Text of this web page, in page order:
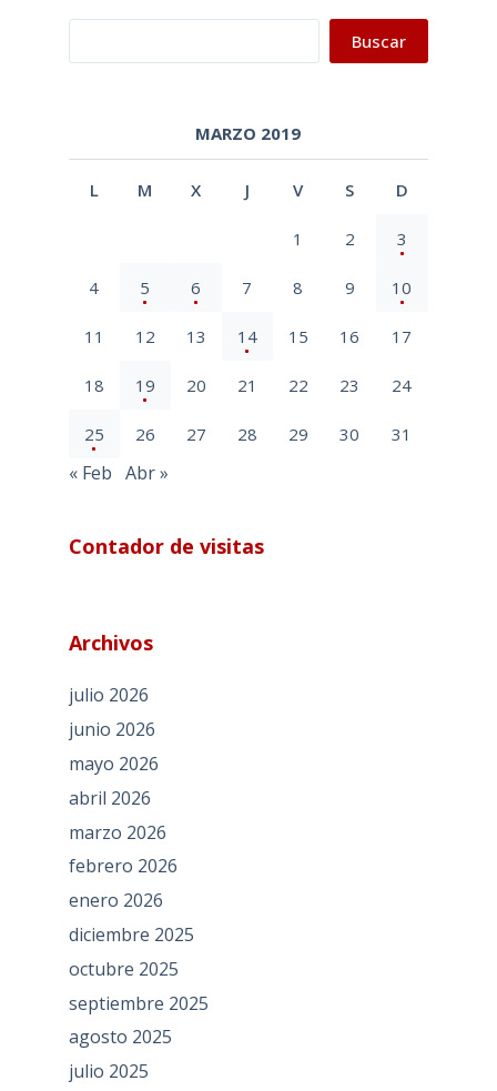
Buscar
MARZO 2019
L M X J V S D
1 2 3
4 5 6 7 8 9 10
11 12 13 14 15 16 17
18 19 20 21 22 23 24
25 26 27 28 29 30 31
« Feb Abr »
Contador de visitas
Archivos
julio 2026
junio 2026
mayo 2026
abril 2026
marzo 2026
febrero 2026
enero 2026
diciembre 2025
octubre 2025
septiembre 2025
agosto 2025
julio 2025